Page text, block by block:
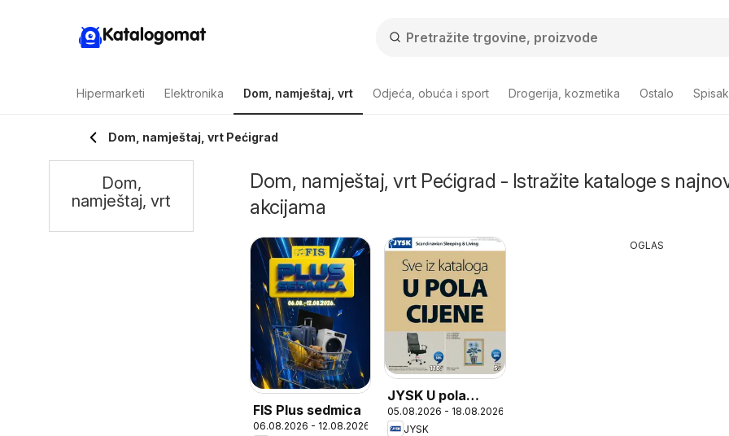
Katalogomat
Hipermarketi Elektronika Dom, namještaj, vrt Odjeća, obuća i sport Drogerija, kozmetika Ostalo
Dom, namještaj, vrt Pećigrad
Dom, namještaj, vrt Pećigrad - Istražite kataloge s
akcijama
FIS Plus sedmica
06.08.2026 - 12.08.2026
JYSK U pola
cijene
05.08.2026 - 18.08.2026
JYSK
OGLAS
Dom,
namještaj, vrt